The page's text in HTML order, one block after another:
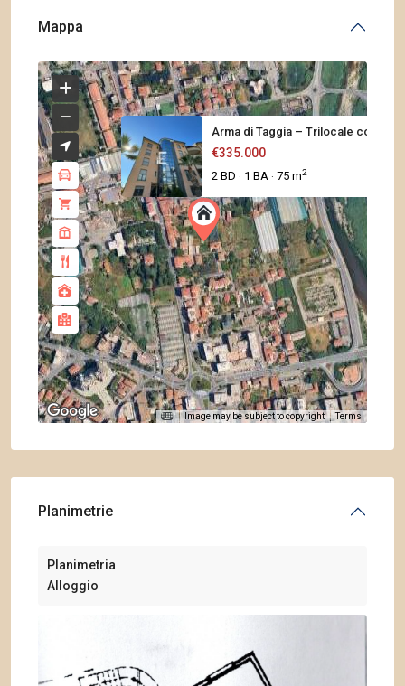
Mappa
Arma di Taggia – Trilocale con...
€335.000
2 BD · 1 BA · 75 m2
Image may be subject to copyright Terms
Planimetrie
Planimetria
Alloggio